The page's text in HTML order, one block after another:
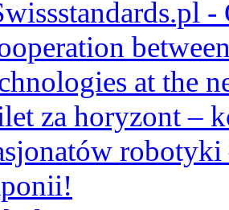
at the
za horyzont –